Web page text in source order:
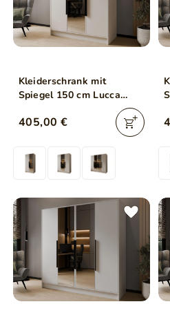
Kleiderschrank mit
Spiegel 150 cm Lucca
Kaschmir mit schwarzen
Griffen
405,00 €